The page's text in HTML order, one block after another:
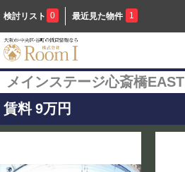
検討リスト 0 最近見た物件 1
メインステージ心斎橋EAST
賃料 9万円